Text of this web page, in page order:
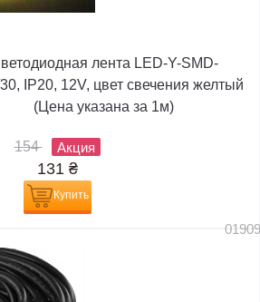
лента LED-Y-SMD-
IP20, 12V, цвет свечения желтый
(Цена указана за 1м)
154 Акция
131 ₴
Купить